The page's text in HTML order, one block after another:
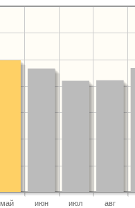
май июн июл авг